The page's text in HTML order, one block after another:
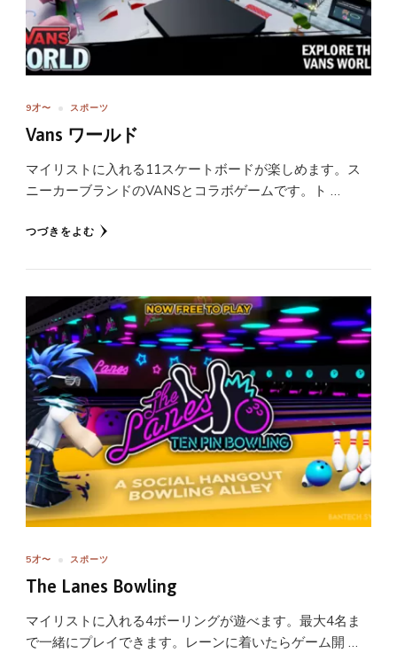
9才〜 スポーツ
Vans ワールド
マイリストに入れる11スケートボードが楽しめます。ス
ニーカーブランドのVANSとコラボゲームです。ト …
つづきをよむ
5才〜 スポーツ
The Lanes Bowling
マイリストに入れる4ボーリングが遊べます。最大4名ま
で一緒にプレイできます。レーンに着いたらゲーム開 …